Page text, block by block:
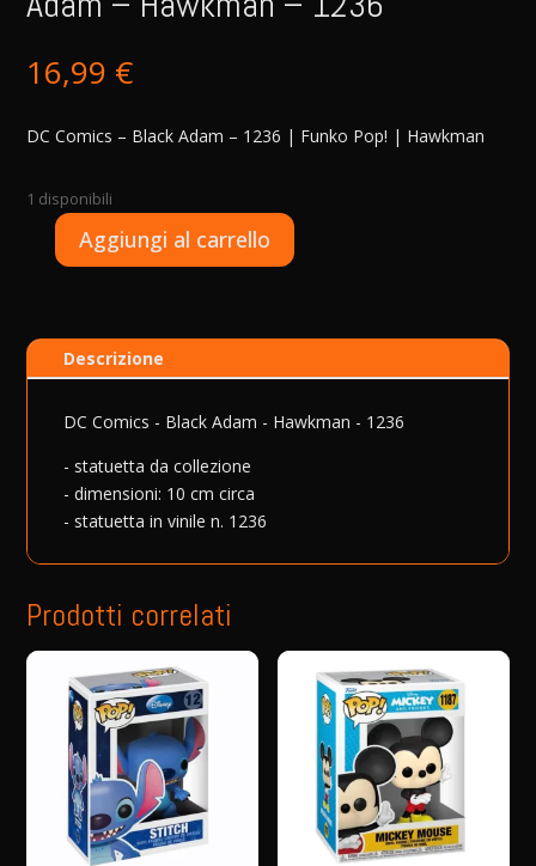
16,99 €
DC Comics – Black Adam – 1236 | Funko Pop! | Hawkman
1 disponibili
Funko
DC
Comics
Black
Hawkman
1236
Aggiungi al carrello
r
t
Descrizione
DC Comics - Black Adam - Hawkman - 1236
- statuetta da collezione
- dimensioni: 10 cm circa
- statuetta in vinile n. 1236
Prodotti correlati